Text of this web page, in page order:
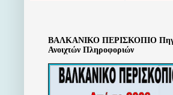
ΒΑΛΚΑΝΙΚΟ ΠΕΡΙΣΚΟΠΙΟ
Ανοιχτών Πληροφοριών